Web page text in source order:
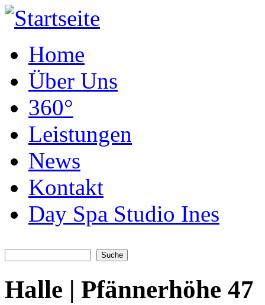
Home
Über Uns
360°
Leistungen
News
Kontakt
Day Spa Studio Ines
Halle | Pfännerhöhe 47